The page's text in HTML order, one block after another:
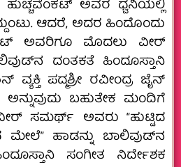
ಅವರ ಧ್ವನಿಯಲ್ಲಿ
ಆದರೆ, ಅದರ ಹಿಂದೊಂದು
ಅವರಿಗೂ ಮೊದಲು ವೀರ್‌
ದಂತಕತೆ ಹಿಂದೂಸ್ತಾನಿ
ವ್ಯಕ್ತಿ ಪದ್ಮಶ್ರೀ ರವೀಂದ್ರ ಜೈನ್‌
ಬಹುತೇಕ ಮಂದಿಗೆ
ಸಮರ್ಥ್‌ ಅವರು “ಹುಟ್ಟಿದ
ಹಾಡನ್ನು ಬಾಲಿವುಡ್‌ನ
ಸಂಗೀತ ನಿರ್ದೇಶಕ